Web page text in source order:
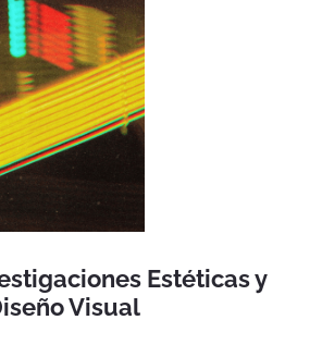
Estéticas y
Visual